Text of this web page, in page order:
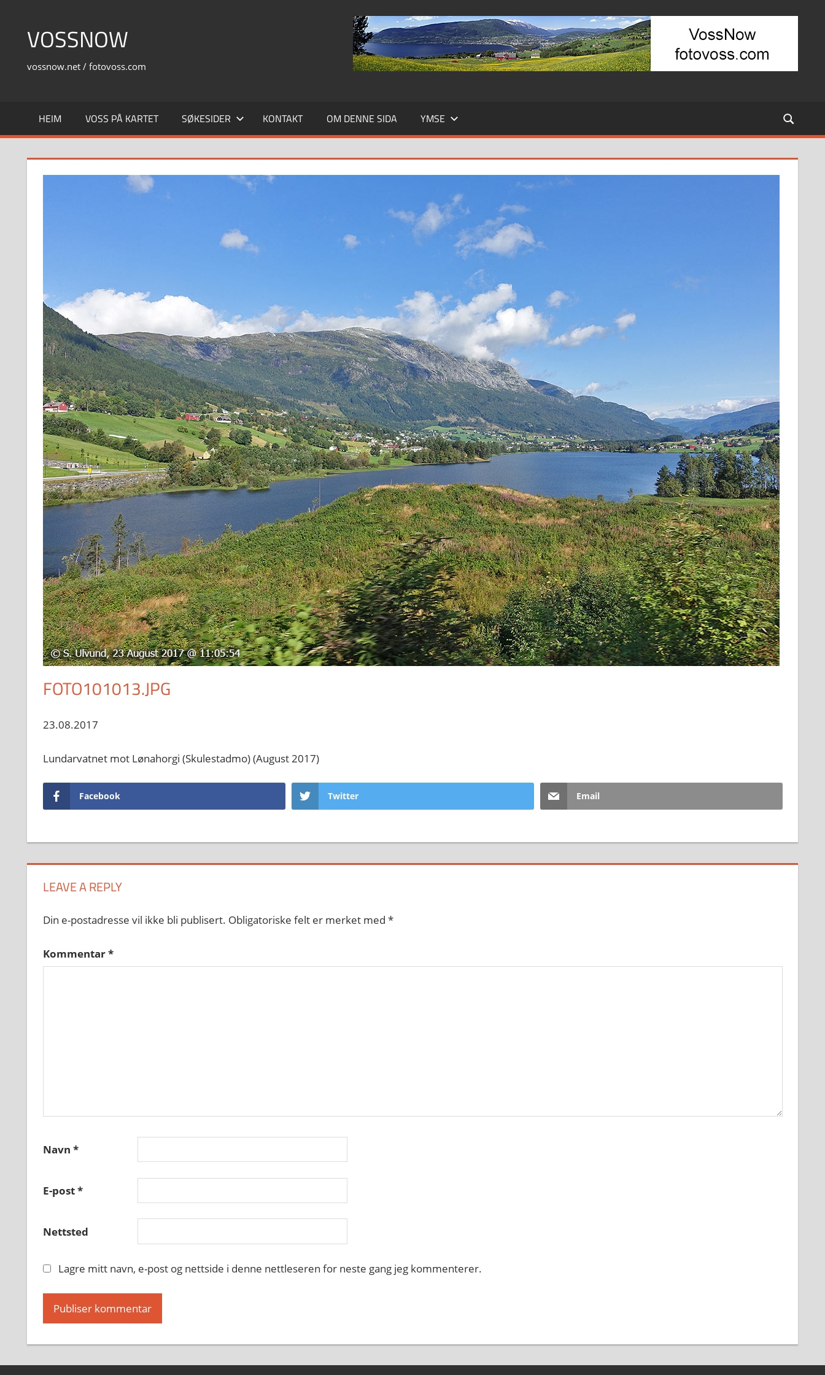
contentVOSSNOW
vossnow.net / fotovoss.com
HEIM VOSS PÅ KARTET SØKESIDER KONTAKT OM DENNE SIDA YMSE
FOTO101013.JPG
23.08.2017
Lundarvatnet mot Lønahorgi (Skulestadmo) (August 2017)
Facebook Twitter Email
LEAVE A REPLY
Din e-postadresse vil ikke bli publisert. Obligatoriske felt er merket med *
Kommentar*
Navn *
E-post*
Nettsted
Lagre mitt navn, e-post og nettside i denne nettleseren for neste gang jeg kommenterer.